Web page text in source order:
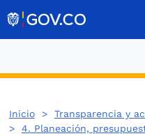
Inicio> Transparencia y
> 4. Planeación,